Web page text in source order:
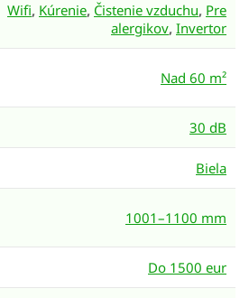
Wifi, Kúrenie, Čistenie vzduchu, Pre
alergikov, Invertor
Nad 60 m²
30 dB
Biela
1001–1100 mm
Do 1500 eur